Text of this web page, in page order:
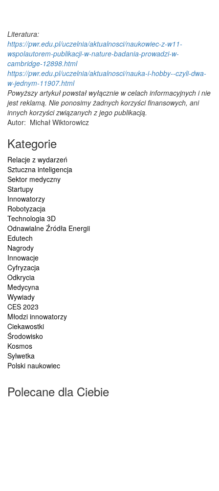
Literatura:
https://pwr.edu.pl/uczelnia/aktualnosci/naukowiec-z-w11-
wspolautorem-publikacji-w-nature-badania-prowadzi-w-
cambridge-12898.html
https://pwr.edu.pl/uczelnia/aktualnosci/nauka-i-hobby--czyli-dwa-
w-jednym-11907.html
Powyższy artykuł powstał wyłącznie w celach informacyjnych i nie
jest reklamą. Nie ponosimy żadnych korzyści finansowych, ani
innych korzyści związanych z jego publikacją.
Autor: Michał Wiktorowicz
Kategorie
Relacje z wydarzeń
Sztuczna inteligencja
Sektor medyczny
Startupy
Innowatorzy
Robotyzacja
Technologia 3D
Odnawialne Źródła Energii
Edutech
Nagrody
Innowacje
Cyfryzacja
Odkrycia
Medycyna
Wywiady
CES 2023
Młodzi innowatorzy
Ciekawostki
Środowisko
Kosmos
Sylwetka
Polski naukowiec
Polecane dla Ciebie